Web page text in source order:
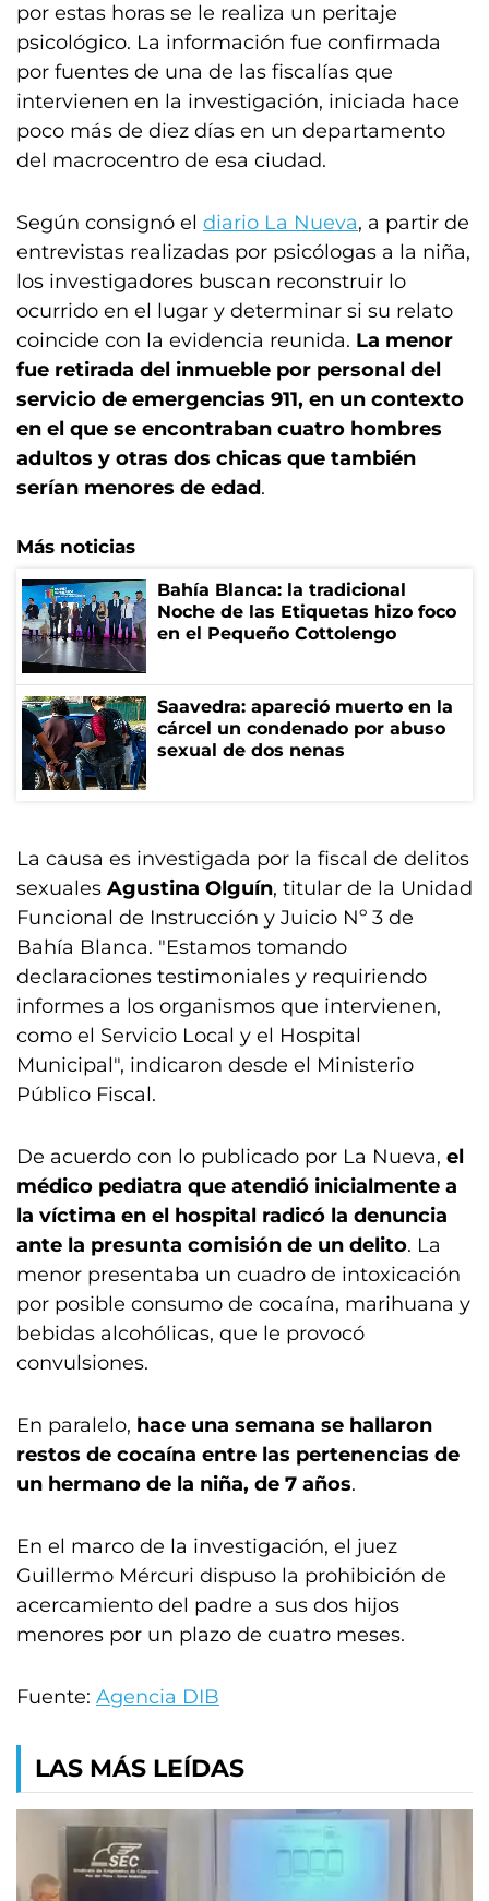
por estas horas se le realiza un peritaje
psicológico. La información fue confirmada
por fuentes de una de las fiscalías que
intervienen en la investigación, iniciada hace
poco más de diez días en un departamento
del macrocentro de esa ciudad.
Según consignó el diario La Nueva, a partir de
entrevistas realizadas por psicólogas a la niña,
los investigadores buscan reconstruir lo
ocurrido en el lugar y determinar si su relato
coincide con la evidencia reunida. La menor
fue retirada del inmueble por personal del
servicio de emergencias 911, en un contexto
en el que se encontraban cuatro hombres
adultos y otras dos chicas que también
serían menores de edad.
Más noticias
Bahía Blanca: la tradicional
Noche de las Etiquetas hizo foco
en el Pequeño Cottolengo
Saavedra: apareció muerto en la
cárcel un condenado por abuso
sexual de dos nenas
La causa es investigada por la fiscal de delitos
sexuales Agustina Olguín, titular de la Unidad
Funcional de Instrucción y Juicio Nº 3 de
Bahía Blanca. "Estamos tomando
declaraciones testimoniales y requiriendo
informes a los organismos que intervienen,
como el Servicio Local y el Hospital
Municipal", indicaron desde el Ministerio
Público Fiscal.
De acuerdo con lo publicado por La Nueva, el
médico pediatra que atendió inicialmente a
la víctima en el hospital radicó la denuncia
ante la presunta comisión de un delito. La
menor presentaba un cuadro de intoxicación
por posible consumo de cocaína, marihuana y
bebidas alcohólicas, que le provocó
convulsiones.
En paralelo, hace una semana se hallaron
restos de cocaína entre las pertenencias de
un hermano de la niña, de 7 años.
En el marco de la investigación, el juez
Guillermo Mércuri dispuso la prohibición de
acercamiento del padre a sus dos hijos
menores por un plazo de cuatro meses.
Fuente: Agencia DIB
LAS MÁS LEÍDAS